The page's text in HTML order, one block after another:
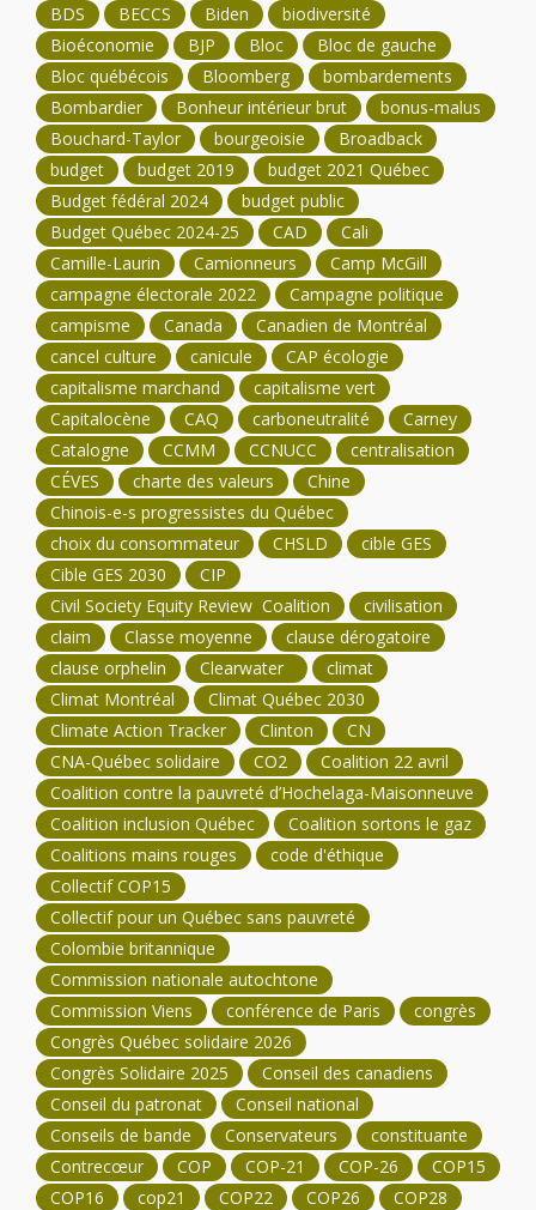
BDS BECCS Biden
biodiversité
Bioéconomie
BJP Bloc
Bloc de gauche
Bloc québécois
Bloomberg
bombardements
Bombardier
Bonheur intérieur brut
bonus-malus
Bouchard-Taylor
bourgeoisie
Broadback
budget
budget 2019
budget 2021 Québec
Budget fédéral 2024
budget public
Budget Québec 2024-25
CAD
Cali
Camille-Laurin
Camionneurs
Camp McGill
campagne électorale 2022
Campagne politique
campisme
Canada
Canadien de Montréal
cancel culture
canicule
CAP écologie
capitalisme marchand
capitalisme vert
Capitalocène
CAQ carboneutralité
Carney
Catalogne
CCMM CCNUCC
centralisation
CÉVES
charte des valeurs
Chine
Chinois-e-s progressistes du Québec
choix du consommateur
CHSLD
cible GES
Cible GES 2030
CIP
Civil Society Equity Review Coalition
civilisation
claim
Classe moyenne
clause dérogatoire
clause orphelin
Clearwater
climat
Climat Montréal
Climat Québec 2030
Climate Action Tracker
Clinton
CN
CNA-Québec solidaire
CO2
Coalition 22 avril
Coalition contre la pauvreté d’Hochelaga-Maisonneuve
Coalition inclusion Québec
Coalition sortons le gaz
Coalitions mains rouges
code d'éthique
Collectif COP15
Collectif pour un Québec sans pauvreté
Colombie britannique
Commission nationale autochtone
Commission Viens
conférence de Paris
congrès
Congrès Québec solidaire 2026
Congrès Solidaire 2025
Conseil des canadiens
Conseil du patronat
Conseil national
Conseils de bande
Conservateurs
constituante
Contrecœur
COP COP-21 COP-26
COP15
COP16
cop21 COP22 COP26
COP28